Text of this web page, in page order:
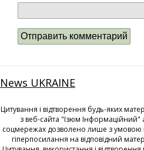
News UKRAINE
Цитування і відтворення будь-яких
з веб-сайта "Ізюм Інформаційний"
соцмережах дозволено лише з умовою
гіперпосилання на відповідний